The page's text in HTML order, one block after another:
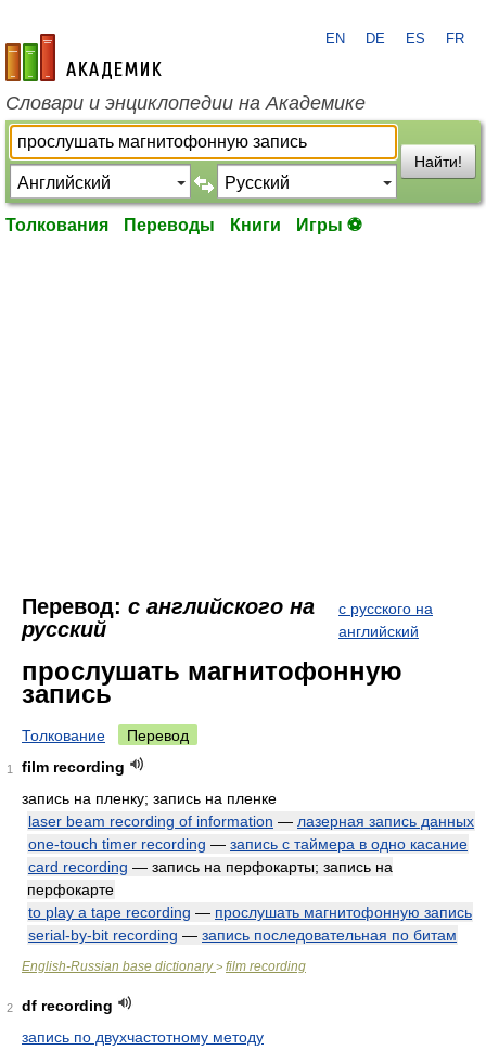
academic.ru
EN DE ES FR
Словари и энциклопедии на Академике
Найти!
Толкования Переводы Книги Игры ⚽
Перевод: с английского на
русский
с русского на
английский
прослушать магнитофонную
запись
Толкование Перевод
1
film recording
запись на пленку; запись на пленке
laser beam recording of information — лазерная запись данных
one-touch timer recording — запись с таймера в одно касание
card recording — запись на перфокарты; запись на
перфокарте
to play a tape recording — прослушать магнитофонную запись
serial-by-bit recording — запись последовательная по битам
English-Russian base dictionary> film recording
2
df recording
запись по двухчастотному методу